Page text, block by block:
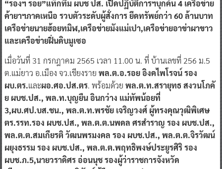
เครือข่ายนายฮ้อยทมิฬ,เครือข่ายมังแม่เปา,เครือข่ายอาข่าผาขาว
และเครือข่ายฝิ่นดิบมูเซอ
เมื่อวันที่ 31 กรกฎาคม 2565 เวลา 11.00 น. ที่ บ้านเลขที่ 256 ม.5
ผบ.ตร.และ ผอ.ศอ.ปส.ตร. พร้อมด้วยพล.ต.ท.สรายุทธ สงวนโภคั
ย ผบช.ปส., พล.ท.บุญยืน อินกว่าง แม่ทัพน้อยที่
3,ผบ.ศป.บส.ชน., พล.ต.ท.พรชัย เจริญวงศ์ ผู้ทรงคุณวุฒิพิเศษ
ตร.รรท.รอง ผบช.ปส., พล.ต.ต.นพดล ศรสําราญ รอง ผบช.ปส.,
พล.ต.ต.สมเกียรติ วัฒนพรมงคล รอง ผบช.ปส., พล.ต.ต.จิรวัฒน์
ผยุงธรรม รอง ผบช.ปส., พล.ต.ต.พฤทธิพงษ์ประยูรศิริ รอง
ผบช.ภ.5,นายวราดิศร อ่อนนุช รองผู้ว่าราชการจังหวัด
เชียงราย,พล.ต.ต.พรพิทักษ์ รู้ยืนยง ผบก.ปส.1,พล.ต.ต.บรรพต
มุ่งขอบกลาง ผบก.ปส.3, พล.ต.ต.ชินวิช วิชัยธนพัฒน์